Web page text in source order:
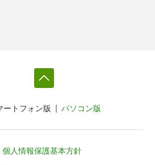
ートフォン版 パソコン版
個人情報保護基本方針